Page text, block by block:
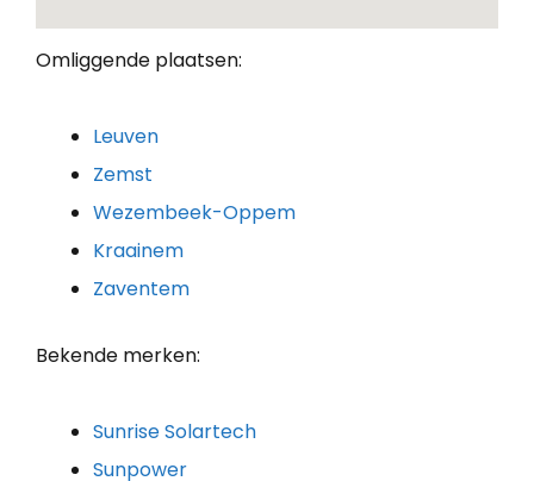
Omliggende plaatsen:
Leuven
Zemst
Wezembeek-Oppem
Kraainem
Zaventem
Bekende merken:
Sunrise Solartech
Sunpower